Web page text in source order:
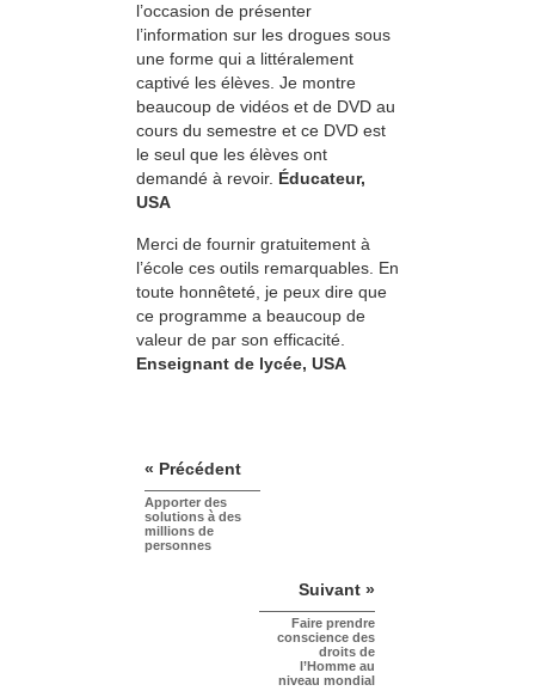
l’occasion de présenter
l’information sur les drogues sous
une forme qui a littéralement
captivé les élèves. Je montre
beaucoup de vidéos et de DVD au
cours du semestre et ce DVD est
le seul que les élèves ont
demandé à revoir. Éducateur,
USA
Merci de fournir gratuitement à
l’école ces outils remarquables. En
toute honnêteté, je peux dire que
ce programme a beaucoup de
valeur de par son efficacité.
Enseignant de lycée, USA
« Précédent
Apporter des
solutions à des
millions de
personnes
Suivant »
Faire prendre
conscience des
droits de
l’Homme au
niveau mondial